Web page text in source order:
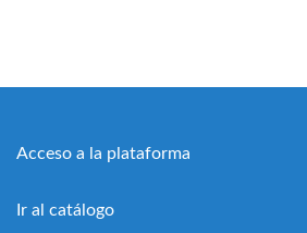
Acceso a la plataforma
Ir al catálogo